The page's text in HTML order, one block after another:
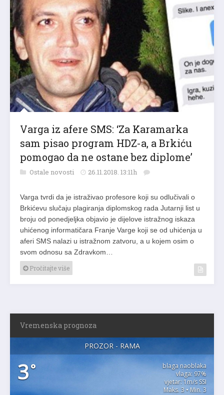
Varga iz afere SMS: ‘Za Karamarka
sam pisao program HDZ-a, a Brkiću
pomogao da ne ostane bez diplome’
Ostale novosti 26.11.2018. 13:11h
Varga tvrdi da je istraživao profesore koji su odlučivali o
Brkićevu slučaju plagiranja diplomskog rada Jutarnji list u
broju od ponedjeljka objavio je dijelove istražnog iskaza
uhićenog informatičara Franje Varge koji se od uhićenja u
aferi SMS nalazi u istražnom zatvoru, a u kojem osim o
svom odnosu sa Zdravkom…
Pročitajte više
Vremenska prognoza
PROZOR - RAMA
3°
blaga naoblaka
vlaga: 97%
vjetar: 1m/s SSI
Maks. 3 • Min. 3